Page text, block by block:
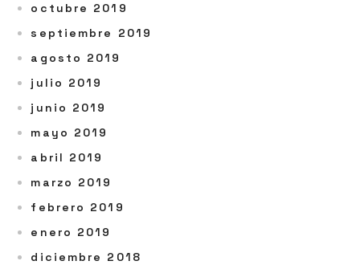
octubre 2019
septiembre 2019
agosto 2019
julio 2019
junio 2019
mayo 2019
abril 2019
marzo 2019
febrero 2019
enero 2019
diciembre 2018